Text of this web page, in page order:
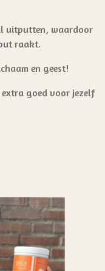
uitputten, waardoor
raakt.
en geest!
goed voor jezelf